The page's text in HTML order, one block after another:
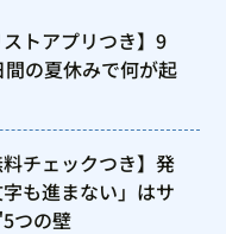
トアプリつき】9
の夏休みで何が起
チェックつき】発
も進まない」はサ
つの壁